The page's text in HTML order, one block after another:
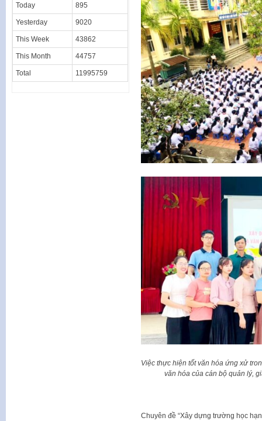
Việc thực hiện tốt văn hóa ứng xử
văn hóa của cán bộ quản lý,
Chuyên đề “Xây dựng trường học
Today 895
Yesterday 9020
This Week 43862
This Month 44757
Total 11995759